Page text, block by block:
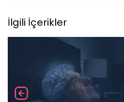
İlgili İçerikler